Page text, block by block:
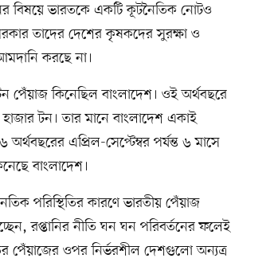
বিষয়ে ভারতকে একটি কূটনৈতিক নোটও
তাদের দেশের কৃষকদের সুরক্ষা ও
করছে না।
কিনেছিল বাংলাদেশ। ওই অর্থবছরে
টন। তার মানে বাংলাদেশ একাই
এপ্রিল-সেপ্টেম্বর পর্যন্ত ৬ মাসে
বাংলাদেশ।
পরিস্থিতির কারণে ভারতীয় পেঁয়াজ
রপ্তানির নীতি ঘন ঘন পরিবর্তনের ফলেই
পেঁয়াজের ওপর নির্ভরশীল দেশগুলো অন্যত্র